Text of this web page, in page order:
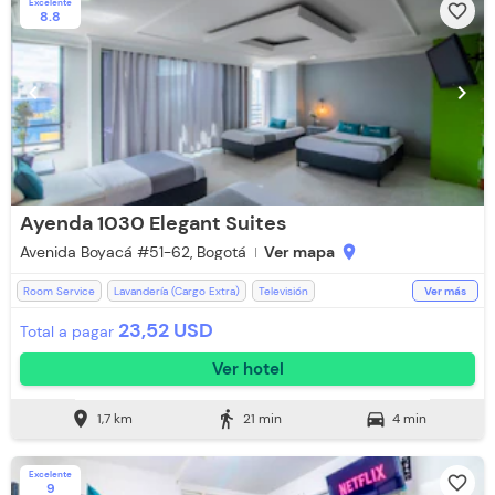
Excelente
8.8 favorite_border
chevron_left chevron_right
Ayenda 1030 Elegant Suites
Avenida Boyacá #51-62, Bogotá Ver mapa location_on
Room Service Lavandería (Cargo Extra)
Televisión
Ver más
Total a pagar 23,52 USD
Ver hotel
location_on 1,7 km directions_walk 21 min directions_car 4 min
Excelente
9 favorite_border